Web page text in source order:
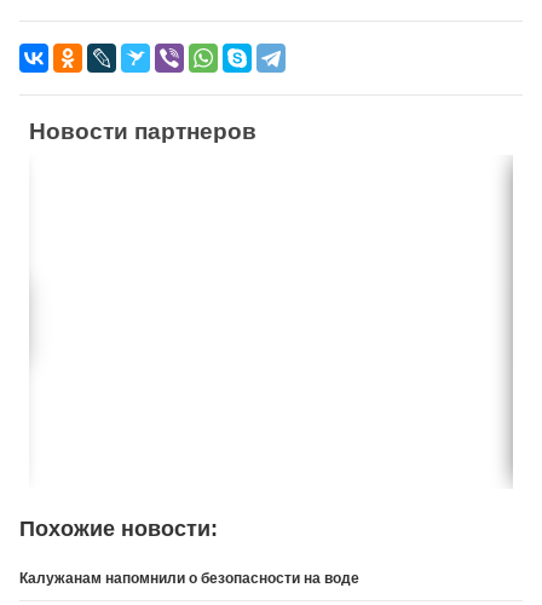
Новости партнеров
Похожие новости:
Калужанам напомнили о безопасности на воде